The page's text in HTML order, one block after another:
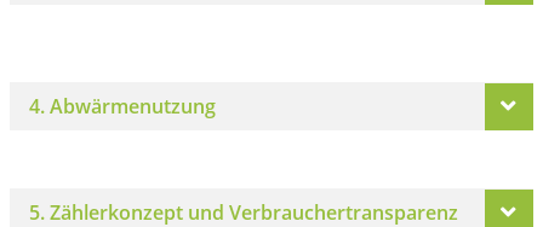
4. Abwärmenutzung
5. Zählerkonzept und Verbrauchertransparenz